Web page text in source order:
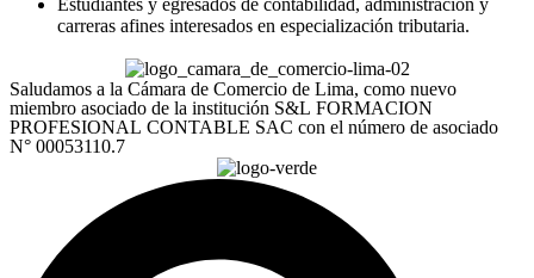
Estudiantes y egresados de contabilidad, administración y
carreras afines interesados en especialización tributaria.
Saludamos a la Cámara de Comercio de Lima, como nuevo
miembro asociado de la institución S&L FORMACION
PROFESIONAL CONTABLE SAC con el número de asociado
N° 00053110.7